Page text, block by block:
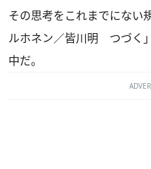
その思考をこれまでにない
ルホネン／皆川明 つづく
中だ。